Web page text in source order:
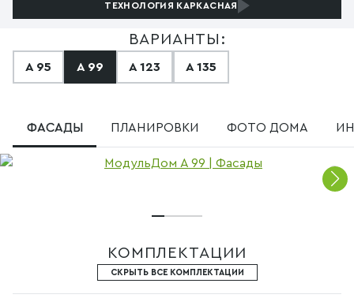
ТЕХНОЛОГИЯ КАРКАСНАЯ
ВАРИАНТЫ:
А 95 А 99 А 123 А 135
ФАСАДЫ ПЛАНИРОВКИ ФОТО ДОМА
КОМПЛЕКТАЦИИ
СКРЫТЬ ВСЕ КОМПЛЕКТАЦИИ